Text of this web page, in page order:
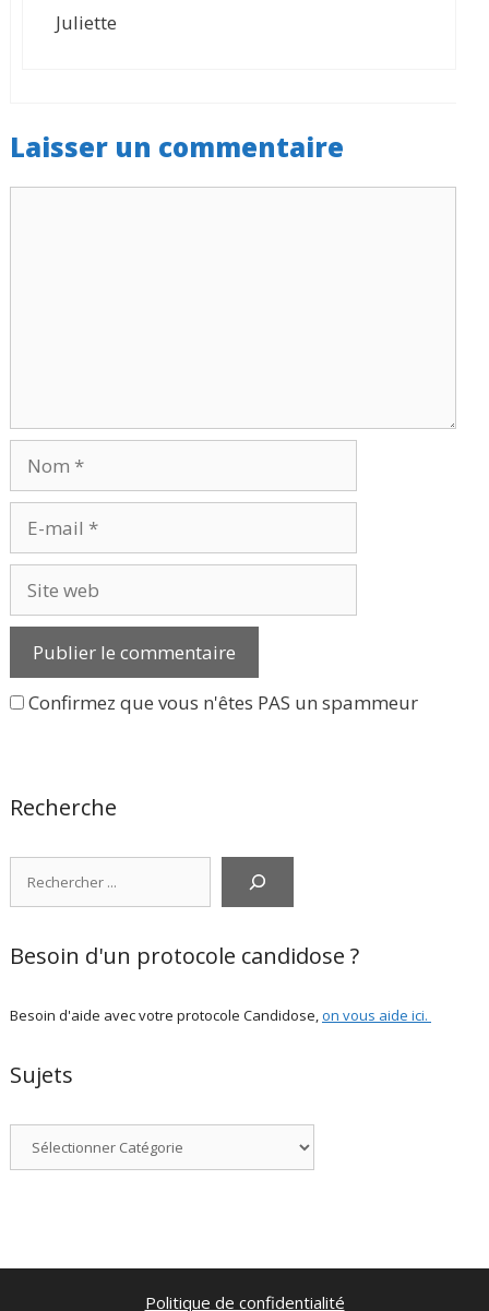
Juliette
Laisser un commentaire
mail
web
Confirmez que vous n'êtes PAS un spammeur
Recherche
Besoin d'un protocole candidose ?
Besoin d'aide avec votre protocole Candidose,on vous aide ici.
Sujets
Politique de confidentialité